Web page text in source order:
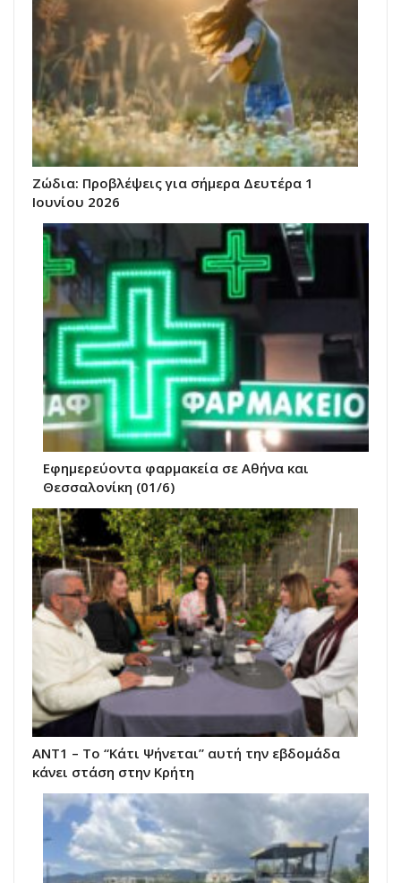
Ζώδια: Προβλέψεις για σήμερα Δευτέρα 1
Ιουνίου 2026
Εφημερεύοντα φαρμακεία σε Αθήνα και
Θεσσαλονίκη (01/6)
ΑΝΤ1 – Το “Κάτι Ψήνεται” αυτή την εβδομάδα
κάνει στάση στην Κρήτη